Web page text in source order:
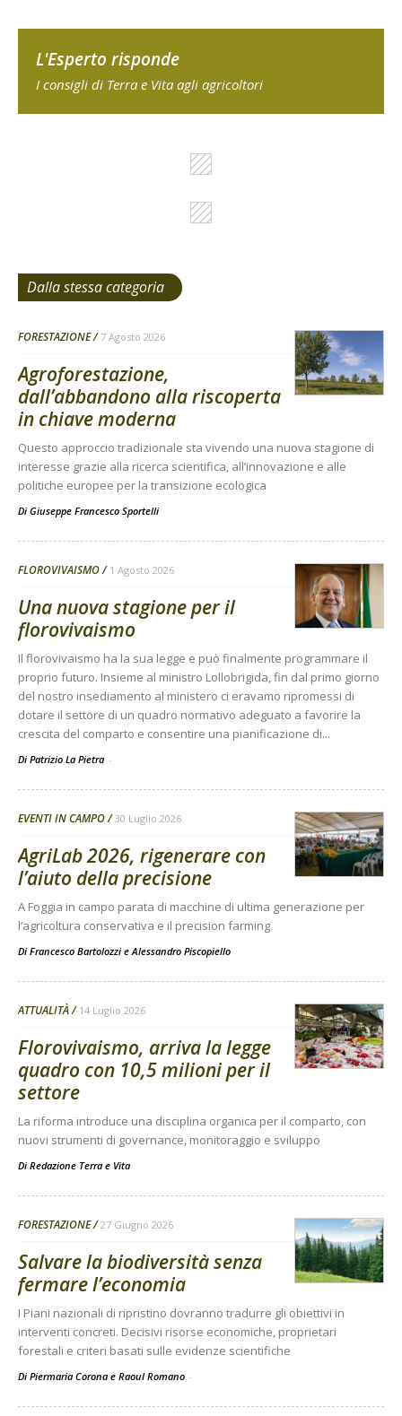
L'Esperto risponde
I consigli di Terra e Vita agli agricoltori
Dalla stessa categoria
FORESTAZIONE 7 Agosto 2026
Agroforestazione,
dall’abbandono alla riscoperta
in chiave moderna
Questo approccio tradizionale sta vivendo una nuova stagione di
interesse grazie alla ricerca scientifica, all’innovazione e alle
politiche europee per la transizione ecologica
Di Giuseppe Francesco Sportelli
FLOROVIVAISMO 1 Agosto 2026
Una nuova stagione per il
florovivaismo
Il florovivaismo ha la sua legge e può finalmente programmare il
proprio futuro. Insieme al ministro Lollobrigida, fin dal primo giorno
del nostro insediamento al ministero ci eravamo ripromessi di
dotare il settore di un quadro normativo adeguato a favorire la
crescita del comparto e consentire una pianificazione di...
Di Patrizio La Pietra -
EVENTI IN CAMPO 30 Luglio 2026
AgriLab 2026, rigenerare con
l’aiuto della precisione
A Foggia in campo parata di macchine di ultima generazione per
l’agricoltura conservativa e il precision farming
Di Francesco Bartolozzi e Alessandro Piscopiello
ATTUALITÀ 14 Luglio 2026
Florovivaismo, arriva la legge
quadro con 10,5 milioni per il
settore
La riforma introduce una disciplina organica per il comparto, con
nuovi strumenti di governance, monitoraggio e sviluppo
Di Redazione Terra e Vita
FORESTAZIONE 27 Giugno 2026
Salvare la biodiversità senza
fermare l’economia
I Piani nazionali di ripristino dovranno tradurre gli obiettivi in
interventi concreti. Decisivi risorse economiche, proprietari
forestali e criteri basati sulle evidenze scientifiche
Di Piermaria Corona e Raoul Romano -